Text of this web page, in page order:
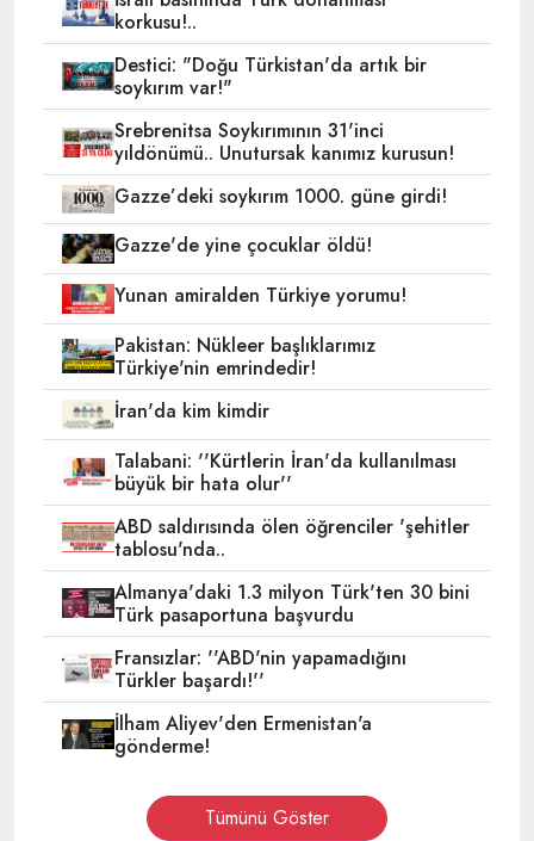
korkusu!..
Destici: "Doğu Türkistan'da artık bir
soykırım var!"
Srebrenitsa Soykırımının 31'inci
yıldönümü.. Unutursak kanımız kurusun!
Gazze’deki soykırım 1000. güne girdi!
Gazze'de yine çocuklar öldü!
Yunan amiralden Türkiye yorumu!
Pakistan: Nükleer başlıklarımız
Türkiye'nin emrindedir!
İran'da kim kimdir
Talabani: ''Kürtlerin İran'da kullanılması
büyük bir hata olur''
ABD saldırısında ölen öğrenciler 'şehitler
tablosu'nda..
Almanya'daki 1.3 milyon Türk'ten 30 bini
Türk pasaportuna başvurdu
Fransızlar: ''ABD'nin yapamadığını
Türkler başardı!''
İlham Aliyev'den Ermenistan'a
gönderme!
Tümünü Göster